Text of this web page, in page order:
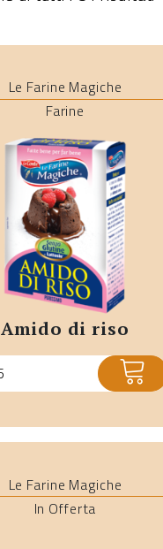
Le Farine Magiche
Farine
amido di riso
ACQUISTA
Le Farine Magiche
In Offerta